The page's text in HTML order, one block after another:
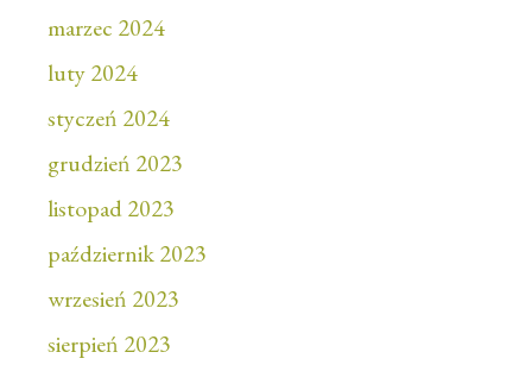
marzec 2024
luty 2024
styczeń 2024
grudzień 2023
listopad 2023
październik 2023
wrzesień 2023
sierpień 2023